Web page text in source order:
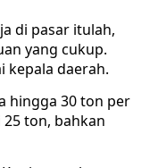
di pasar itulah,
yang cukup.
kepala daerah.
hingga 30 ton per
ton, bahkan